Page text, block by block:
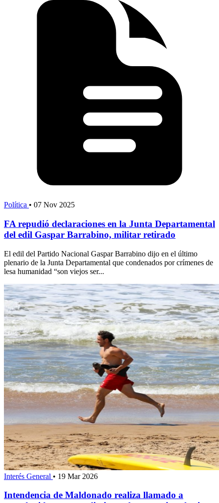
Política • 07 Nov 2025
FA repudió declaraciones en la Junta Departamental
del edil Gaspar Barrabino, militar retirado
El edil del Partido Nacional Gaspar Barrabino dijo en el último
plenario de la Junta Departamental que condenados por crímenes de
lesa humanidad “son viejos ser...
Interés General • 19 Mar 2026
Intendencia de Maldonado realiza llamado a